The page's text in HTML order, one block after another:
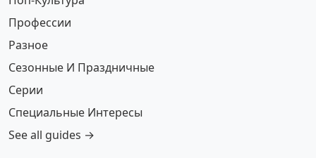
Профессии
Разное
Сезонные И Праздничные
Серии
Специальные Интересы
See all guides →